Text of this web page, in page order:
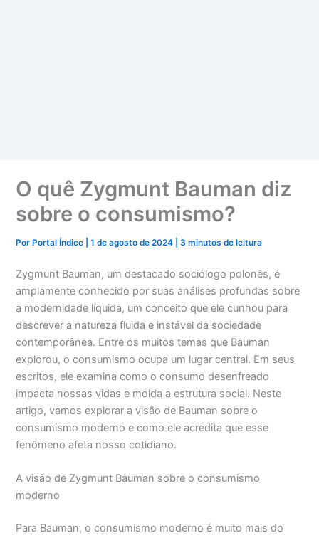
O quê Zygmunt Bauman diz
sobre o consumismo?
PorPortal Índice |1 de agosto de 2024 |3 minutos de leitura
Zygmunt Bauman, um destacado sociólogo polonês, é
amplamente conhecido por suas análises profundas sobre
a modernidade líquida, um conceito que ele cunhou para
descrever a natureza fluida e instável da sociedade
contemporânea. Entre os muitos temas que Bauman
explorou, o consumismo ocupa um lugar central. Em seus
escritos, ele examina como o consumo desenfreado
impacta nossas vidas e molda a estrutura social. Neste
artigo, vamos explorar a visão de Bauman sobre o
consumismo moderno e como ele acredita que esse
fenômeno afeta nosso cotidiano.
A visão de Zygmunt Bauman sobre o consumismo
moderno
Para Bauman, o consumismo moderno é muito mais do